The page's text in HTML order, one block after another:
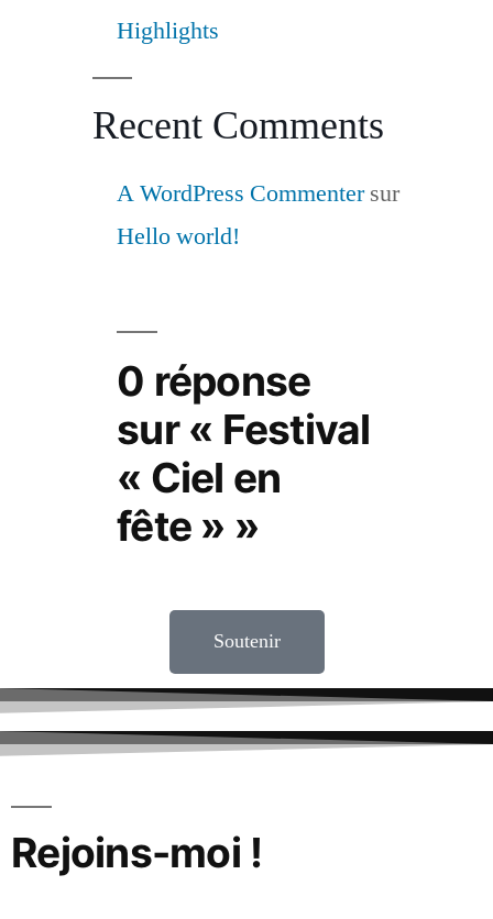
Highlights
Recent Comments
A WordPress Commentersur
Hello world!
0 réponse
sur « Festival
« Ciel en
fête » »
Soutenir
Rejoins-moi !